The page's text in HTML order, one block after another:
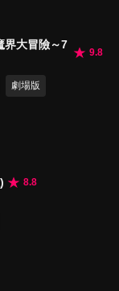
界大冒險～7
9.8
劇場版
8.8